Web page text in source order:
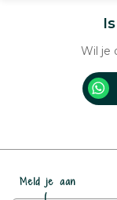
Wil je
Meld je aan